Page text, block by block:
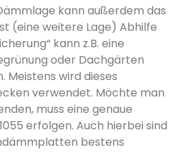
kann außerdem das
(eine weitere Lage) Abhilfe
kann z.B. eine
oder Dachgärten
Meistens wird dieses
verwendet. Möchte man
muss eine genaue
erfolgen. Auch hierbei sind
bestens